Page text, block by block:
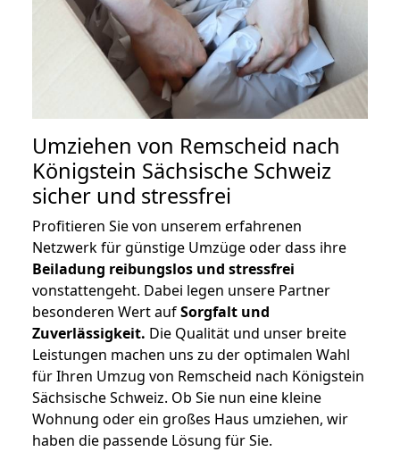
Umziehen von Remscheid nach
Königstein Sächsische Schweiz
sicher und stressfrei
Profitieren Sie von unserem erfahrenen
Netzwerk für günstige Umzüge oder dass ihre
Beiladung reibungslos und stressfrei
vonstattengeht. Dabei legen unsere Partner
besonderen Wert aufSorgfalt und
Zuverlässigkeit. Die Qualität und unser breite
Leistungen machen uns zu der optimalen Wahl
für Ihren Umzug von Remscheid nach Königstein
Sächsische Schweiz. Ob Sie nun eine kleine
Wohnung oder ein großes Haus umziehen, wir
haben die passende Lösung für Sie.